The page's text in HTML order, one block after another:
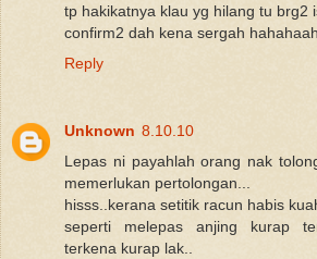
tp hakikatnya klau yg hilang tu brg2
confirm2 dah kena sergah
Reply
Unknown 8.10.10
Lepas ni payahlah orang nak
memerlukan pertolongan...
hisss..kerana setitik racun habis
seperti melepas anjing kurap
terkena kurap lak..